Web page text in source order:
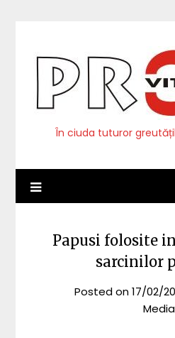
În ciuda tuturor
Papusi folosite
sarcinilor
Posted on17/02/
Media